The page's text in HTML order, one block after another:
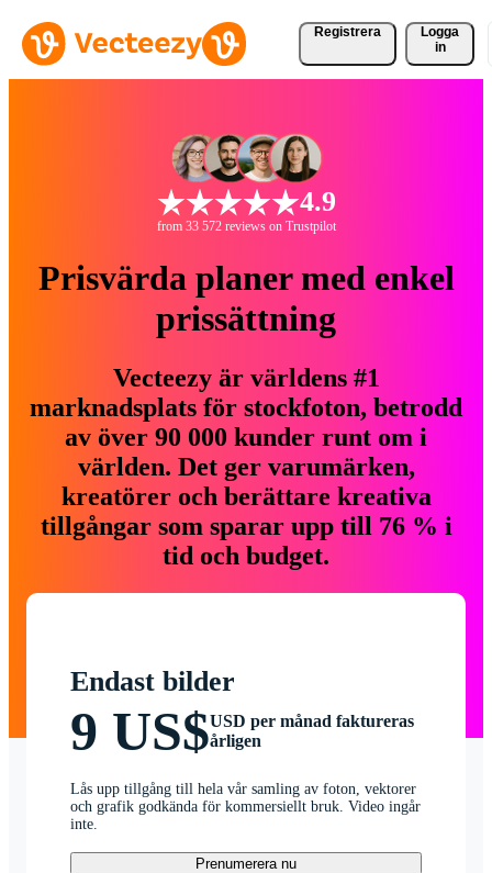
Registrera
Logga
in
4.9
from 33 572 reviews on Trustpilot
Prisvärda planer med enkel
prissättning
Vecteezy är världens #1
marknadsplats för stockfoton, betrodd
av över 90 000 kunder runt om i
världen. Det ger varumärken,
kreatörer och berättare kreativa
tillgångar som sparar upp till 76 % i
tid och budget.
Endast bilder
9 US$USD per månad faktureras
årligen
Lås upp tillgång till hela vår samling av foton, vektorer
och grafik godkända för kommersiellt bruk. Video ingår
inte.
Prenumerera nu